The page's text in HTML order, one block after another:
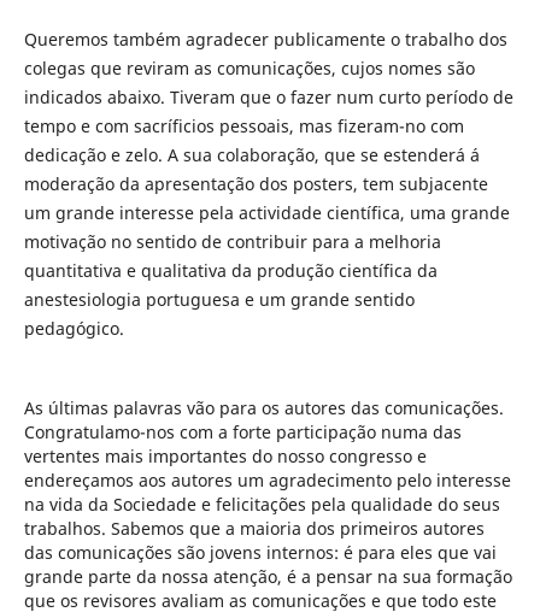
Queremos também agradecer publicamente o trabalho dos
colegas que reviram as comunicações, cujos nomes são
indicados abaixo. Tiveram que o fazer num curto período de
tempo e com sacríficios pessoais, mas fizeram-no com
dedicação e zelo. A sua colaboração, que se estenderá á
moderação da apresentação dos posters, tem subjacente
um grande interesse pela actividade científica, uma grande
motivação no sentido de contribuir para a melhoria
quantitativa e qualitativa da produção científica da
anestesiologia portuguesa e um grande sentido
pedagógico.
As últimas palavras vão para os autores das comunicações.
Congratulamo-nos com a forte participação numa das
vertentes mais importantes do nosso congresso e
endereçamos aos autores um agradecimento pelo interesse
na vida da Sociedade e felicitações pela qualidade do seus
trabalhos. Sabemos que a maioria dos primeiros autores
das comunicações são jovens internos: é para eles que vai
grande parte da nossa atenção, é a pensar na sua formação
que os revisores avaliam as comunicações e que todo este